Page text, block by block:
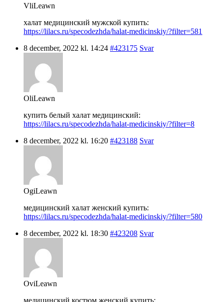
VliLeawn
халат медицинский мужской купить:
https://lilacs.ru/specodezhda/halat-medicinskiy/?filter=581
8 december, 2022 kl. 14:24 #423175 Svar
OliLeawn
купить белый халат медицинский:
https://lilacs.ru/specodezhda/halat-medicinskiy/?filter=8
8 december, 2022 kl. 16:20 #423188 Svar
OgiLeawn
медицинский халат женский купить:
https://lilacs.ru/specodezhda/halat-medicinskiy/?filter=580
8 december, 2022 kl. 18:30 #423208 Svar
OviLeawn
медицинский костюм женский купить: